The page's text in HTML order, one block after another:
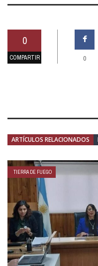
0
COMPARTIR 0
ARTÍCULOS RELACIONADOS
TIERRA DE FUEGO